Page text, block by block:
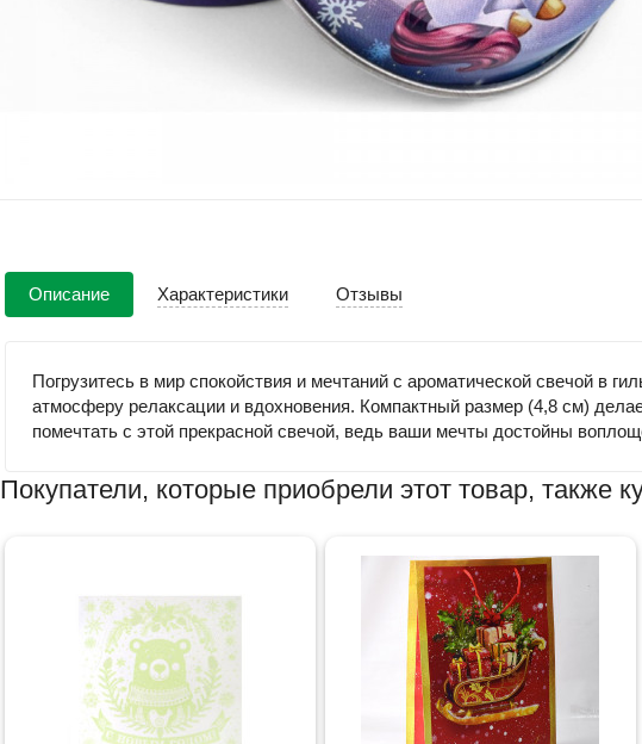
Описание Характеристики Отзывы
Погрузитесь в мир спокойствия и мечтаний с ароматической свечой в
атмосферу релаксации и вдохновения. Компактный размер (4,8 см)
помечтать с этой прекрасной свечой, ведь ваши мечты достойны
Покупатели, которые приобрели этот товар, также